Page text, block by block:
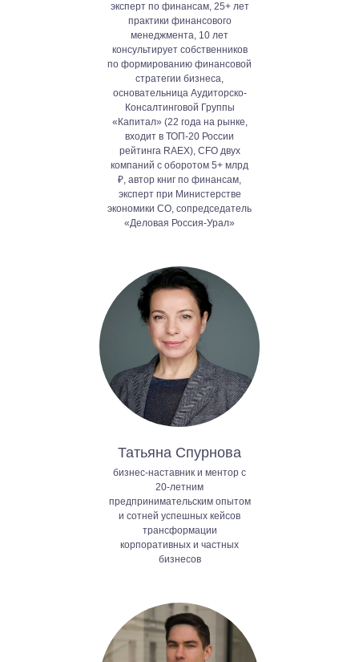
эксперт по финансам, 25+ лет
практики финансового
менеджмента, 10 лет
консультирует собственников
по формированию финансовой
стратегии бизнеса,
основательница Аудиторско-
Консалтинговой Группы
«Капитал» (22 года на рынке,
входит в ТОП-20 России
рейтинга RAEX), CFO двух
компаний с оборотом 5+ млрд
₽, автор книг по финансам,
эксперт при Министерстве
экономики СО, сопредседатель
«Деловая Россия-Урал»
Татьяна Спурнова
бизнес-наставник и ментор с
20-летним
предпринимательским опытом
и сотней успешных кейсов
трансформации
корпоративных и частных
бизнесов